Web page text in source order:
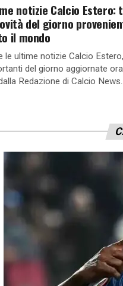
notizie Calcio Estero:
del giorno
il mondo
le ultime notizie Calcio
del giorno aggiornate
Redazione di Calcio